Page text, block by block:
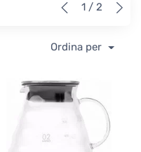
1 / 2
Ordina per